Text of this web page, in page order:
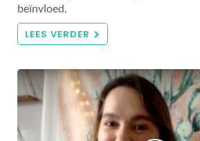
beïnvloed.
LEES VERDER